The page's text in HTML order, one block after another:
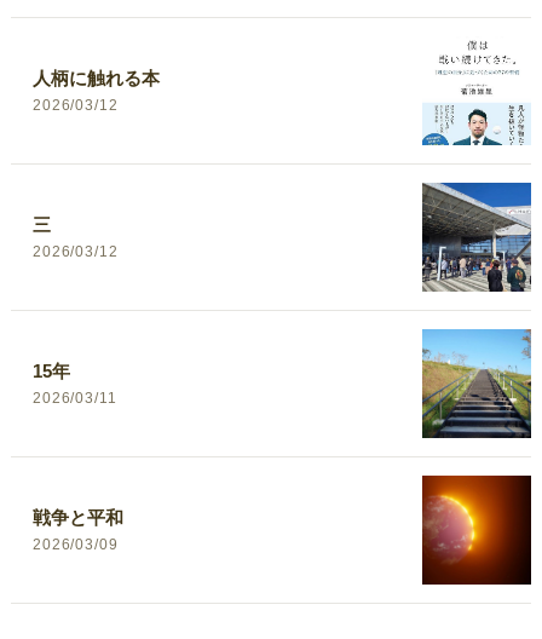
人柄に触れる本
2026/03/12
三
2026/03/12
15年
2026/03/11
戦争と平和
2026/03/09